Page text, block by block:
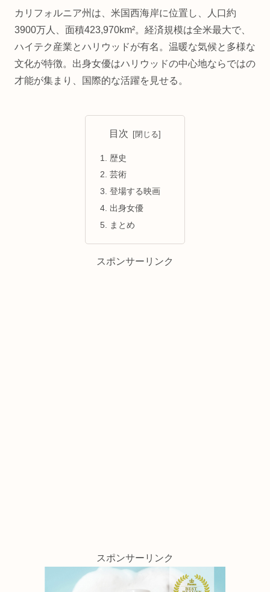
カリフォルニア州は、米国西海岸に位置し、人口約
3900万人、面積423,970km²。経済規模は全米最大で、
ハイテク産業とハリウッドが有名。温暖な気候と多様な
文化が特徴。出身女優はハリウッドの中心地ならではの
才能が集まり、国際的な活躍を見せる。
目次
歴史
芸術
登場する映画
出身女優
まとめ
スポンサーリンク
スポンサーリンク